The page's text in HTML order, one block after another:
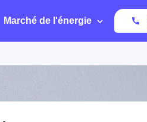
Marché de l'énergie